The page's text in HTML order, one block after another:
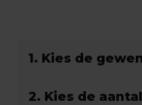
1. Kies de
2. Kies de